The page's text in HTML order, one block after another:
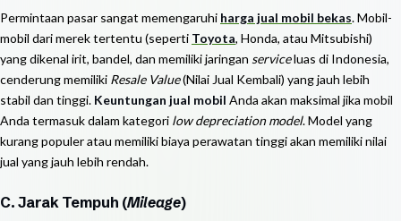
Permintaan pasar sangat memengaruhi harga jual mobil bekas. Mobil-
mobil dari merek tertentu (seperti Toyota, Honda, atau Mitsubishi)
yang dikenal irit, bandel, dan memiliki jaringan serviceluas di Indonesia,
cenderung memiliki Resale Value(Nilai Jual Kembali) yang jauh lebih
stabil dan tinggi. Keuntungan jual mobil Anda akan maksimal jika mobil
Anda termasuk dalam kategori low depreciation model. Model yang
kurang populer atau memiliki biaya perawatan tinggi akan memiliki nilai
jual yang jauh lebih rendah.
C. Jarak Tempuh (Mileage)